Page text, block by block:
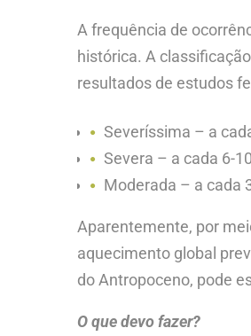
A frequência de
histórica. A
resultados de estudos
Severíssima – a
Severa – a cada 6-
Moderada – a cada
Aparentemente, por
aquecimento global
do Antropoceno, pode
O que devo fazer?